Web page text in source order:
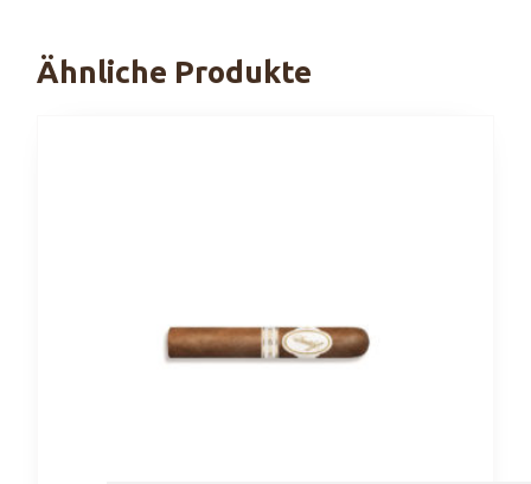
Ähnliche Produkte